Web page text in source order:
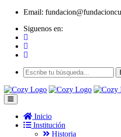
Email:
Siguenos en:
Inicio
Institución
Historia